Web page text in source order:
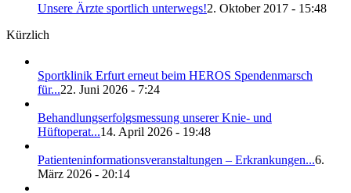
Unsere Ärzte sportlich unterwegs!2. Oktober 2017 - 15:48
Kürzlich
Sportklinik Erfurt erneut beim HEROS Spendenmarsch
für...22. Juni 2026 - 7:24
Behandlungserfolgsmessung unserer Knie- und
Hüftoperat...14. April 2026 - 19:48
Patienteninformationsveranstaltungen – Erkrankungen...6.
März 2026 - 20:14